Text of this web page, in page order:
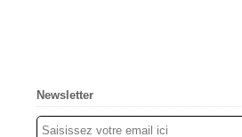
Newsletter